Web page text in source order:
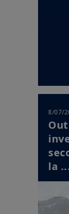
8/07/
la